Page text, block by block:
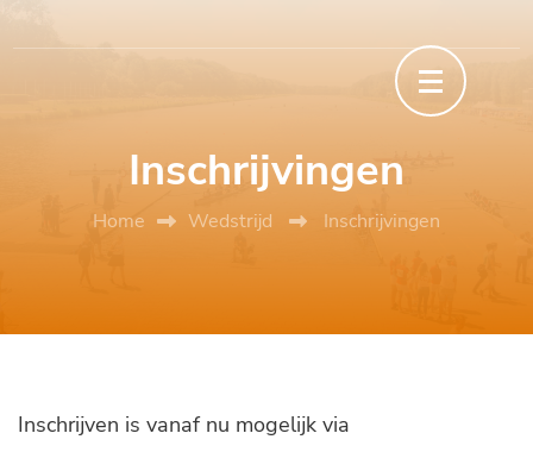
naar
Inschrijvingen
Home Wedstrijd Inschrijvingen
Inschrijven is vanaf nu mogelijk via